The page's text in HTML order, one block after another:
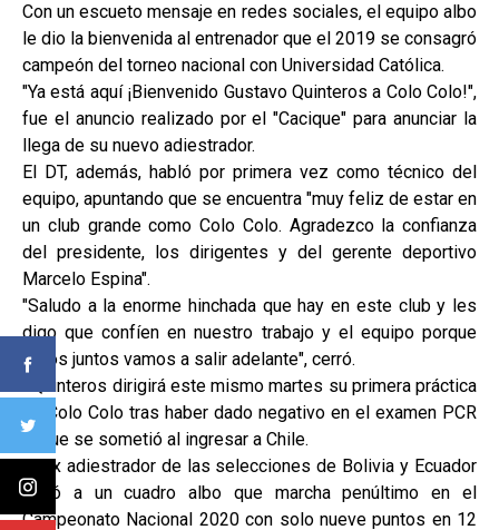
Con un escueto mensaje en redes sociales, el equipo albo
le dio la bienvenida al entrenador que el 2019 se consagró
campeón del torneo nacional con Universidad Católica.
"Ya está aquí ¡Bienvenido Gustavo Quinteros a Colo Colo!",
fue el anuncio realizado por el "Cacique" para anunciar la
llega de su nuevo adiestrador.
El DT, además, habló por primera vez como técnico del
equipo, apuntando que se encuentra "muy feliz de estar en
un club grande como Colo Colo. Agradezco la confianza
del presidente, los dirigentes y del gerente deportivo
Marcelo Espina".
"Saludo a la enorme hinchada que hay en este club y les
digo que confíen en nuestro trabajo y el equipo porque
todos juntos vamos a salir adelante", cerró.
Quinteros dirigirá este mismo martes su primera práctica
en Colo Colo tras haber dado negativo en el examen PCR
al que se sometió al ingresar a Chile.
El ex adiestrador de las selecciones de Bolivia y Ecuador
llegó a un cuadro albo que marcha penúltimo en el
Campeonato Nacional 2020 con solo nueve puntos en 12